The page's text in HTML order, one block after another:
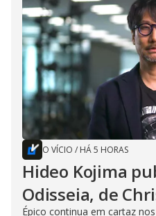
O VÍCIO / HÁ 5 HORAS
Hideo Kojima
Odisseia, de
Épico continua em cartaz